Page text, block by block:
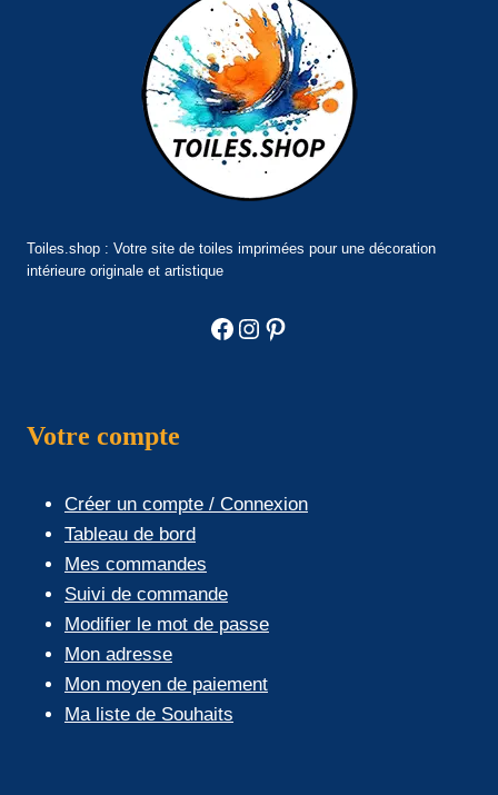
Toiles.shop : Votre site de toiles imprimées pour une décoration
intérieure originale et artistique
Facebook
Instagram
Pinterest
Votre compte
Créer un compte / Connexion
Tableau de bord
Mes commandes
Suivi de commande
Modifier le mot de passe
Mon adresse
Mon moyen de paiement
Ma liste de Souhaits